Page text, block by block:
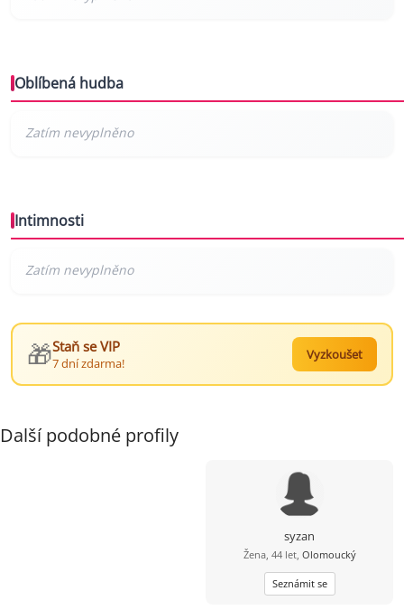
Oblíbená hudba
Intimnosti
🎁Staň se VIP
7 dní zdarma!
Vyzkoušet
Další podobné profily
syzan
Žena, 44 let, Olomoucký
Seznámit se